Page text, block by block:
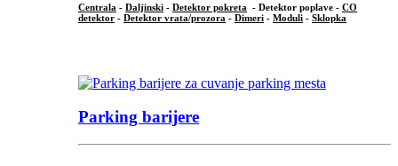
Centrala - Daljinski - Detektor pokreta - Detektor poplave - CO
detektor - Detektor vrata/prozora - Dimeri - Moduli - Sklopka
Parking barijere